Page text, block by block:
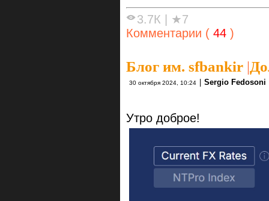
3.7К
★7
Комментарии ( 44 )
Блог им. sfbankir |
30 октября 2024, 10:24 Sergio Fedosoni
Утро доброе!